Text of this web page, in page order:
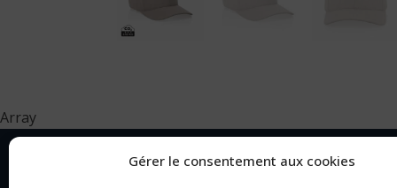
Gérer le consentement aux cookies
Array